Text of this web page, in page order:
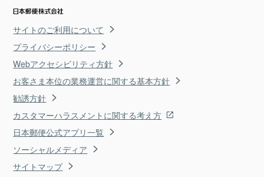
サイトのご利用について
プライバシーポリシー
Webアクセシビリティ方針
お客さま本位の業務運営に関する基本方針
勧誘方針
カスタマーハラスメントに関する考え方
日本郵便公式アプリ一覧
ソーシャルメディア
サイトマップ